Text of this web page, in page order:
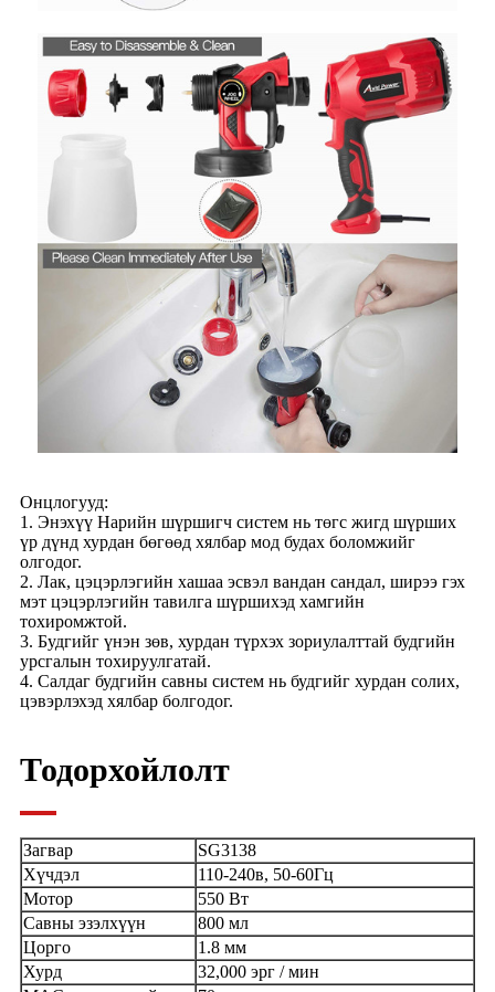
Онцлогууд:
1. Энэхүү Нарийн шүршигч систем нь төгс жигд шүрших
үр дүнд хурдан бөгөөд хялбар мод будах боломжийг
олгодог.
2. Лак, цэцэрлэгийн хашаа эсвэл вандан сандал, ширээ гэх
мэт цэцэрлэгийн тавилга шүршихэд хамгийн
тохиромжтой.
3. Будгийг үнэн зөв, хурдан түрхэх зориулалттай будгийн
урсгалын тохируулгатай.
4. Салдаг будгийн савны систем нь будгийг хурдан солих,
цэвэрлэхэд хялбар болгодог.
Тодорхойлолт
Загвар
SG3138
Хүчдэл
110-240в, 50-60Гц
Мотор
550 Вт
Савны эзэлхүүн
800 мл
Цорго
1.8 мм
Хурд
32,000 эрг / мин